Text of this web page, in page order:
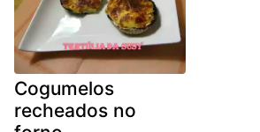
Cogumelos
recheados no